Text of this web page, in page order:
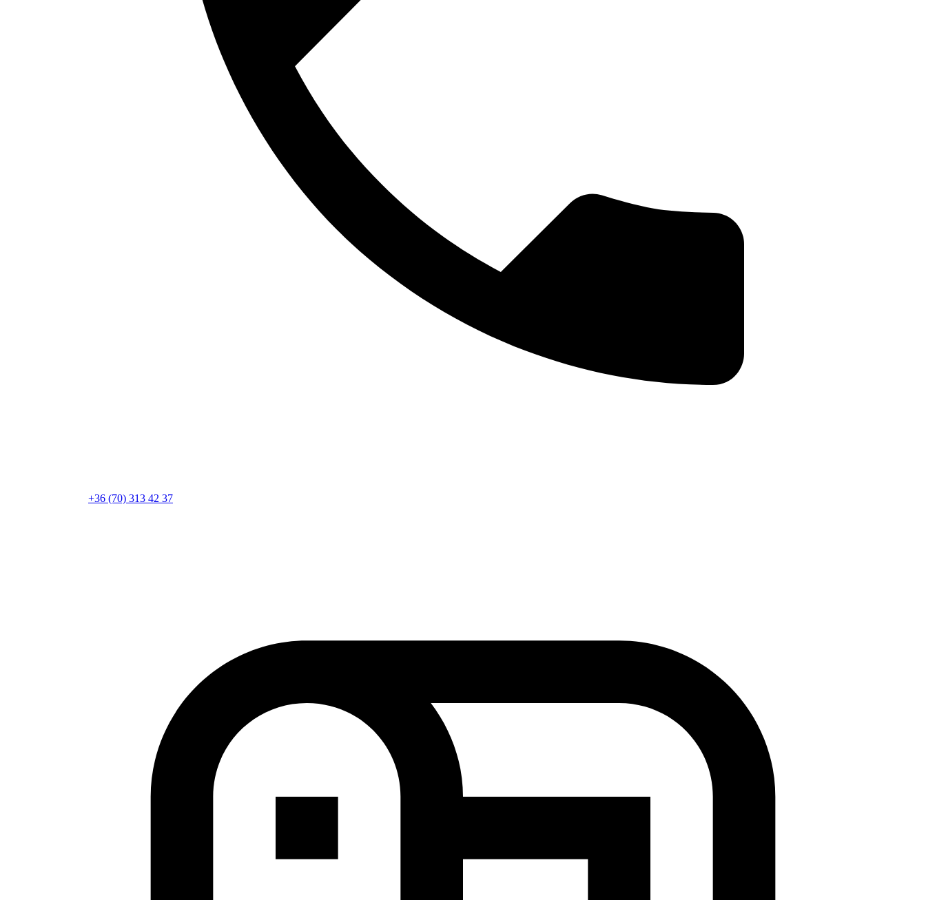
+36 (70) 313 42 37